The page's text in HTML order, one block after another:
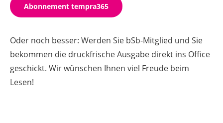
Abonnement tempra365
Oder noch besser: Werden Sie bSb-Mitglied und Sie
bekommen die druckfrische Ausgabe direkt ins Office
geschickt. Wir wünschen Ihnen viel Freude beim
Lesen!